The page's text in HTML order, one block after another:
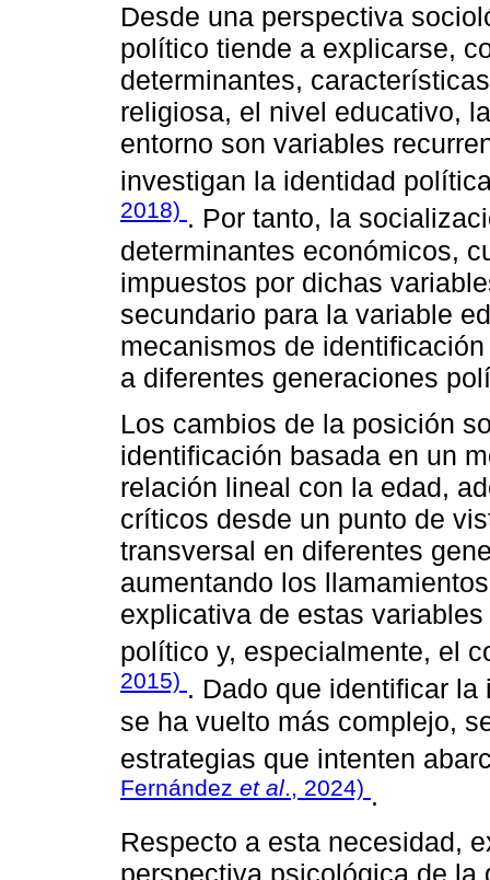
Desde una perspectiva
político tiende a explicarse,
determinantes,
religiosa, el nivel educativo,
entorno son variables
investigan la identidad
2018) . Por tanto, la
determinantes económicos,
impuestos por dichas
secundario para la variable
mecanismos de
a diferentes generaciones
Los cambios de la posición
identificación basada en un
relación lineal con la edad,
críticos desde un punto de
transversal en diferentes
aumentando los
explicativa de estas
político y, especialmente, el
2015) . Dado que identificar
se ha vuelto más complejo,
estrategias que intenten
Fernández et al., 2024) .
Respecto a esta necesidad,
perspectiva psicológica de